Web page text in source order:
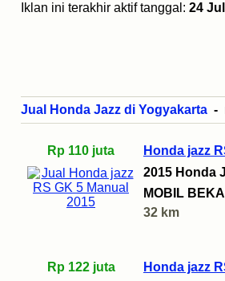
Iklan ini terakhir aktif tanggal: 24
Jual Honda Jazz di Yogyakarta -
Rp 110 juta
Honda jazz
2015 Honda
MOBIL
32 km
Rp 122 juta
Honda jazz